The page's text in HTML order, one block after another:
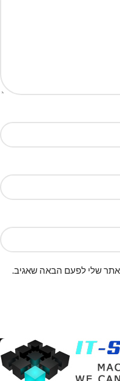
שלי לפעם הבאה שאגיב.